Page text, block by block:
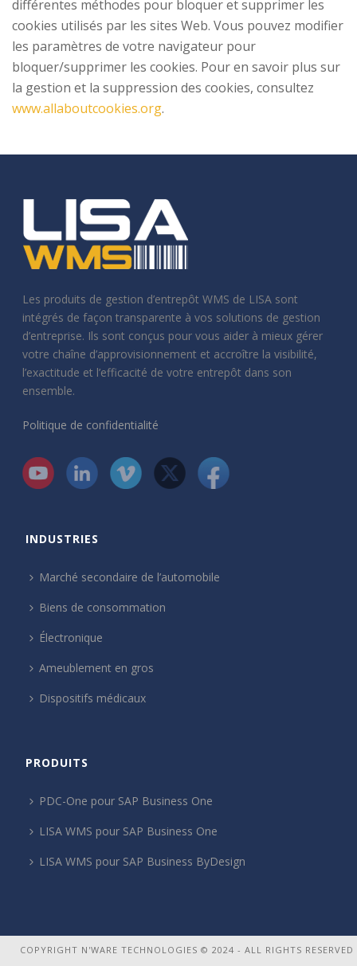
différentes méthodes pour bloquer et supprimer les
cookies utilisés par les sites Web. Vous pouvez modifier
les paramètres de votre navigateur pour
bloquer/supprimer les cookies. Pour en savoir plus sur
la gestion et la suppression des cookies, consultez
www.allaboutcookies.org.
Les produits de gestion d’entrepôt WMS de LISA sont
intégrés de façon transparente à vos solutions de gestion
d’entreprise. Ils sont conçus pour vous aider à mieux gérer
votre chaîne d’approvisionnement et accroître la visibilité,
l’exactitude et l’efficacité de votre entrepôt dans son
ensemble.
Politique de confidentialité
INDUSTRIES
Marché secondaire de l’automobile
Biens de consommation
Électronique
Ameublement en gros
Dispositifs médicaux
PRODUITS
PDC-One pour SAP Business One
LISA WMS pour SAP Business One
LISA WMS pour SAP Business ByDesign
COPYRIGHT N'WARE TECHNOLOGIES © 2024 - ALL RIGHTS RESERVED